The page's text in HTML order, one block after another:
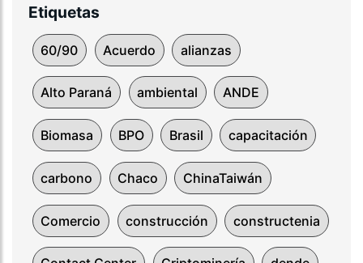
Etiquetas
60/90 Acuerdo alianzas
Alto Paraná ambiental ANDE
Biomasa BPO Brasil capacitación
carbono Chaco ChinaTaiwán
Comercio construcción constructenia